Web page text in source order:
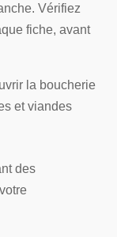
Vérifiez
fiche, avant
la boucherie
et viandes
des